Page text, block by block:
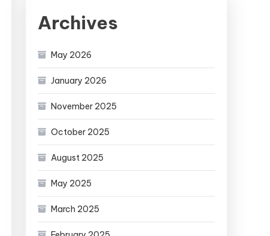
Archives
May 2026
January 2026
November 2025
October 2025
August 2025
May 2025
March 2025